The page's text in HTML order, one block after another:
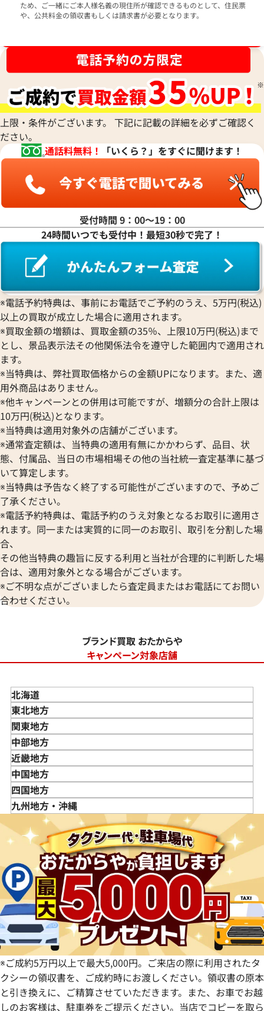
ため、ご一緒にご本人様名義の現住所が確認できるものとして、住民票
や、公共料金の領収書もしくは請求書が必要となります。
上限・条件がございます。 下記に記載の詳細を必ずご確認く
ださい。
通話料無料！
「いくら？」をすぐに聞けます！
受付時間 9：00〜19：00
24時間いつでも受付中！最短30秒で完了！
※電話予約特典は、事前にお電話でご予約のうえ、5万円(税込)
以上の買取が成立した場合に適用されます。
※買取金額の増額は、買取金額の35％、上限10万円(税込)まで
とし、景品表示法その他関係法令を遵守した範囲内で適用され
ます。
※当特典は、弊社買取価格からの金額UPになります。また、適
用外商品はありません。
※他キャンペーンとの併用は可能ですが、増額分の合計上限は
10万円(税込)となります。
※当特典は適用対象外の店舗がございます。
※通常査定額は、当特典の適用有無にかかわらず、品目、状
態、付属品、当日の市場相場その他の当社統一査定基準に基づ
いて算定します。
※当特典は予告なく終了する可能性がございますので、予めご
了承ください。
※電話予約特典は、電話予約のうえ対象となるお取引に適用さ
れます。同一または実質的に同一のお取引、取引を分割した場
合、
その他当特典の趣旨に反する利用と当社が合理的に判断した場
合は、適用対象外となる場合がございます。
※ご不明な点がございましたら査定員またはお電話にてお問い
合わせください。
ブランド買取 おたからや
キャンペーン対象店舗
北海道
東北地方
青森県
岩手県
宮城県
秋田県
山形県
福島県
関東地方
東京都
神奈川県
埼玉県
千葉県
茨城県
栃木県
群馬県
中部地方
新潟県
富山県
石川県
山梨県
長野県
岐阜県
静岡県
愛知県
近畿地方
三重県
滋賀県
京都府
兵庫県
奈良県
和歌山県
中国地方
鳥取県
島根県
広島県
山口県
四国地方
徳島県
愛媛県
九州地方・沖縄
佐賀県
長崎県
熊本県
大分県
宮崎県
鹿児島県
※ご成約5万円以上で最大5,000円。ご来店の際に利用されたタ
クシーの領収書を、ご成約時にお渡しください。領収書の原本
と引き換えに、ご精算させていただきます。また、お車でお越
しのお客様は、駐車券をご提示ください。当店でコピーを取ら